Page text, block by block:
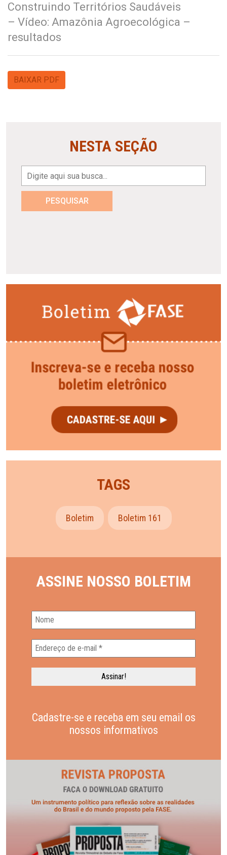
Construindo Territórios Saudáveis
– Vídeo: Amazônia Agroecológica –
resultados
BAIXAR PDF
NESTA SEÇÃO
PESQUISAR
TAGS
Boletim Boletim 161
ASSINE NOSSO BOLETIM
Cadastre-se e receba em seu email os
nossos informativos